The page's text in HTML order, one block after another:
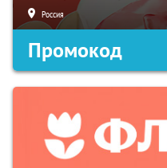
Россия
Промокод